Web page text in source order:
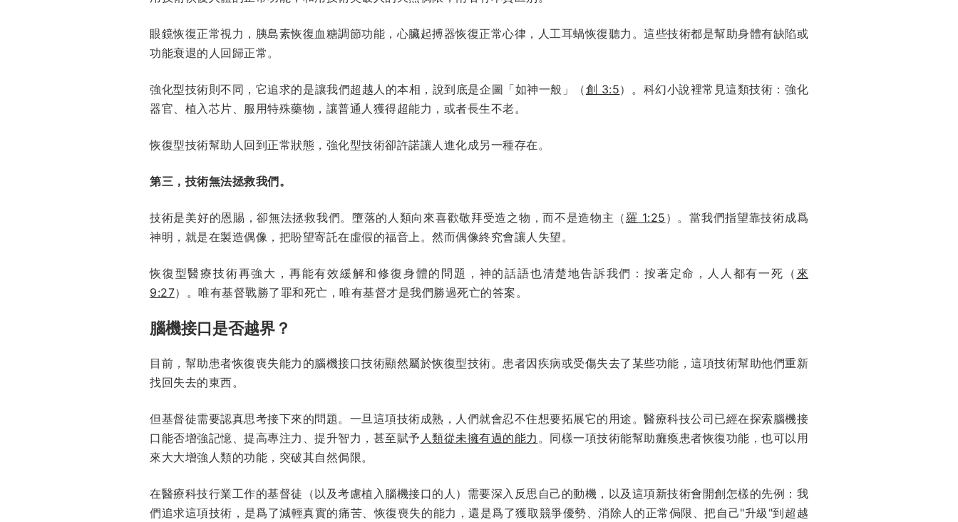
眼鏡恢復正常視力，胰島素恢復血糖調節功能，心臟起搏器恢復正常心律，人工耳蝸恢復聽力。這些技術都是幫助身體有缺陷或
功能衰退的人回歸正常。
強化型技術則不同，它追求的是讓我們超越人的本相，說到底是企圖「如神一般」（創 3:5）。科幻小說裡常見這類技術：強化
器官、植入芯片、服用特殊藥物，讓普通人獲得超能力，或者長生不老。
恢復型技術幫助人回到正常狀態，強化型技術卻許諾讓人進化成另一種存在。
第三，技術無法拯救我們。
技術是美好的恩賜，卻無法拯救我們。墮落的人類向來喜歡敬拜受造之物，而不是造物主（羅 1:25 ）。當我們指望靠技術成爲
神明，就是在製造偶像，把盼望寄託在虛假的福音上。然而偶像終究會讓人失望。
恢復型醫療技術再強大，再能有效緩解和修復身體的問題，神的話語也清楚地告訴我們：按著定命，人人都有一死（ 來
9:27）。唯有基督戰勝了罪和死亡，唯有基督才是我們勝過死亡的答案。
腦機接口是否越界？
目前，幫助患者恢復喪失能力的腦機接口技術顯然屬於恢復型技術。患者因疾病或受傷失去了某些功能，這項技術幫助他們重新
找回失去的東西。
但基督徒需要認真思考接下來的問題。一旦這項技術成熟，人們就會忍不住想要拓展它的用途。醫療科技公司已經在探索腦機接
口能否增強記憶、提高專注力、提升智力，甚至賦予 人類從未擁有過的能力 。同樣一項技術能幫助癱瘓患者恢復功能，也可以用
來大大增強人類的功能，突破其自然侷限。
在醫療科技行業工作的基督徒（以及考慮植入腦機接口的人）需要深入反思自己的動機，以及這項新技術會開創怎樣的先例：我
們追求這項技術，是爲了減輕真實的痛苦、恢復喪失的能力，還是爲了獲取競爭優勢、消除人的正常侷限、把自己"升級"到超越